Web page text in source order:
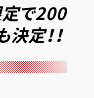
で200
定！！